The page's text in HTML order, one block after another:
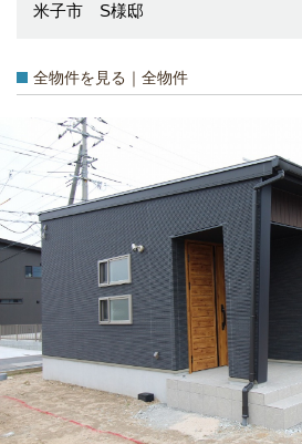
米子市 S様邸
全物件を見る｜全物件